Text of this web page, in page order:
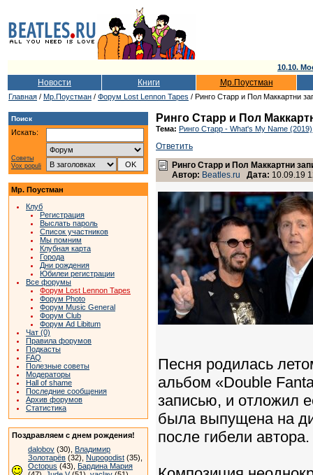
10.10.
Новости Книги Мр.Поустман
Главная / Мр.Поустман / Форум Lost Lennon Tapes / Ринго Старр и Пол Маккартни
Поиск
Искать:
Советы
Vox populi
Мр. Поустман
Клуб
Регистрация
Выслать пароль
Список участников
Мы помним
Клубная карта
Города
Дни рождения
Юбилеи регистрации
Все форумы
Форум Lost Lennon Tapes
Форум Photo
Форум Music General
Форум Club
Форум Ad Libitum
Чат (0)
Правила форумов
Подкасты
FAQ
Полезные советы
Модераторы
Hall of shame
Последние сообщения
Архив форумов
Статистика
Поздравляем с днем рождения!
dalobov (30), Владимир
Золотарёв (32), Nupogodist (35),
Octopus (43), Бардина Мария
Ринго Старр и Пол
Тема: Ринго Старр - What's My Name (2019)
Ответить
Ринго Старр и Пол Маккартни
Автор: Beatles.ru Дата: 10.09.19
Песня родилась
альбом «Double
записью, и отложил
была выпущена на
после гибели автора.